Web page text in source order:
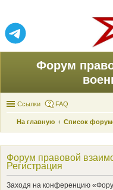
Форум
Ссылки FAQ
На главную
Список
Форум правовой
Регистрация
Заходя на конференцию